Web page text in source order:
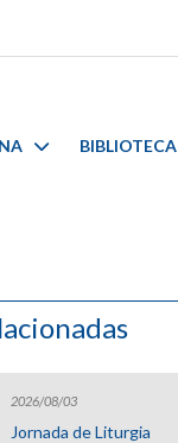
BIBLIOTECA
2026/08/03
Jornada de Liturgia